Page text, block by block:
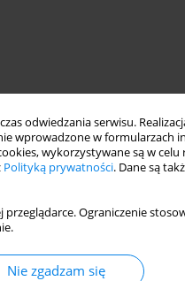
odwiedzania serwisu.
wprowadzone w formularzach
wykorzystywane są w
Polityką prywatności. Dane są
Ograniczenie
Nie zgadzam się